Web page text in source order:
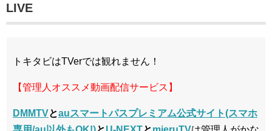
LIVE
トキタビはTVerでは観れません！
【管理人オススメ動画配信サービス】
DMMTVとauスマートパスプレミアム公式サイト(スマホ